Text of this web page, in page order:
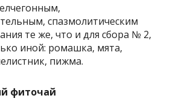
спазмолитическим
те же, что и для сбора № 2,
иной: ромашка, мята,
пижма.
фиточай